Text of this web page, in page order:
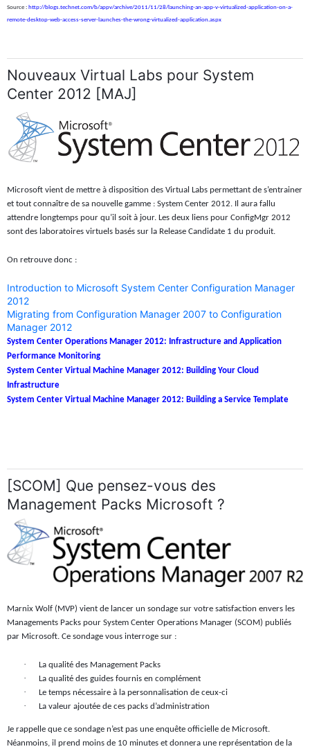
Source : http://blogs.technet.com/b/appv/archive/2011/11/28/launching-an-app-v-virtualized-application-on-a-
remote-desktop-web-access-server-launches-the-wrong-virtualized-application.aspx
Nouveaux Virtual Labs pour System
Center 2012 [MAJ]
Microsoft vient de mettre à disposition des Virtual Labs permettant de s’entrainer
et tout connaître de sa nouvelle gamme : System Center 2012. Il aura fallu
attendre longtemps pour qu’il soit à jour. Les deux liens pour ConfigMgr 2012
sont des laboratoires virtuels basés sur la Release Candidate 1 du produit.
On retrouve donc :
Introduction to Microsoft System Center Configuration Manager
2012
Migrating from Configuration Manager 2007 to Configuration
Manager 2012
System Center Operations Manager 2012: Infrastructure and Application
Performance Monitoring
System Center Virtual Machine Manager 2012: Building Your Cloud
Infrastructure
System Center Virtual Machine Manager 2012: Building a Service Template
[SCOM] Que pensez-vous des
Management Packs Microsoft ?
Marnix Wolf (MVP) vient de lancer un sondage sur votre satisfaction envers les
Managements Packs pour System Center Operations Manager (SCOM) publiés
par Microsoft. Ce sondage vous interroge sur :
· La qualité des Management Packs
· La qualité des guides fournis en complément
· Le temps nécessaire à la personnalisation de ceux-ci
· La valeur ajoutée de ces packs d’administration
Je rappelle que ce sondage n’est pas une enquête officielle de Microsoft.
Néanmoins, il prend moins de 10 minutes et donnera une représentation de la